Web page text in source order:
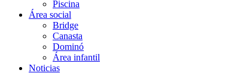
Piscina
Área social
Bridge
Canasta
Dominó
Área infantil
Noticias